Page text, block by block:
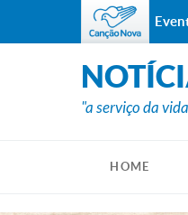
"a serviço da
HOME